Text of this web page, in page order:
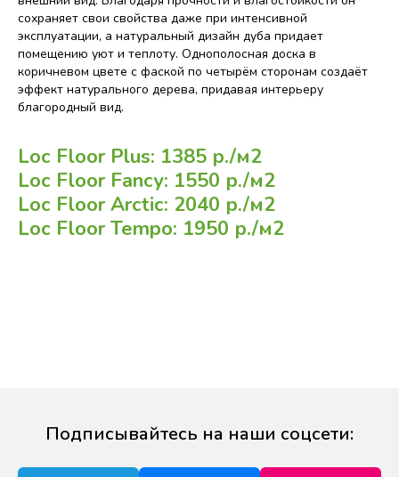
сохраняет свои свойства даже при интенсивной
эксплуатации, а натуральный дизайн дуба придает
помещению уют и теплоту. Однополосная доска в
коричневом цвете с фаской по четырём сторонам создаёт
эффект натурального дерева, придавая интерьеру
благородный вид.
Loc Floor Plus: 1385 р./м2
Loc Floor Fancy: 1550 р./м2
Loc Floor Arctic: 2040 р./м2
Loc Floor Tempo: 1950 р./м2
Подписывайтесь на наши соцсети: